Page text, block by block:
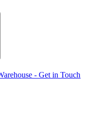
- Get in Touch